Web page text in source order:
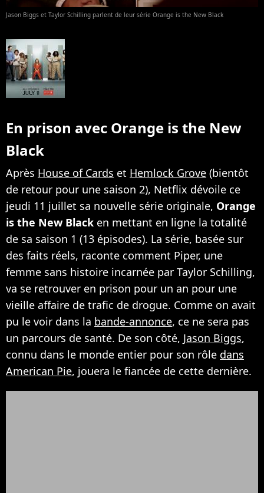
Jason Biggs et Taylor Schilling parlent de leur série Orange is the New Black
En prison avec Orange is the New
Black
Après House of Cards et Hemlock Grove (bientôt
de retour pour une saison 2), Netflix dévoile ce
jeudi 11 juillet sa nouvelle série originale, Orange
is the New Black en mettant en ligne la totalité
de sa saison 1 (13 épisodes). La série, basée sur
des faits réels, raconte comment Piper, une
femme sans histoire incarnée par Taylor Schilling,
va se retrouver en prison pour un an pour une
vieille affaire de trafic de drogue. Comme on avait
pu le voir dans la bande-annonce, ce ne sera pas
un parcours de santé. De son côté, Jason Biggs,
connu dans le monde entier pour son rôle dans
American Pie, jouera le fiancée de cette dernière.